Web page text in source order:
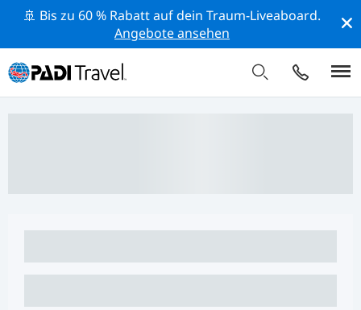
🚢 Bis zu 60 % Rabatt auf dein Traum-Liveaboard.
Angebote ansehen